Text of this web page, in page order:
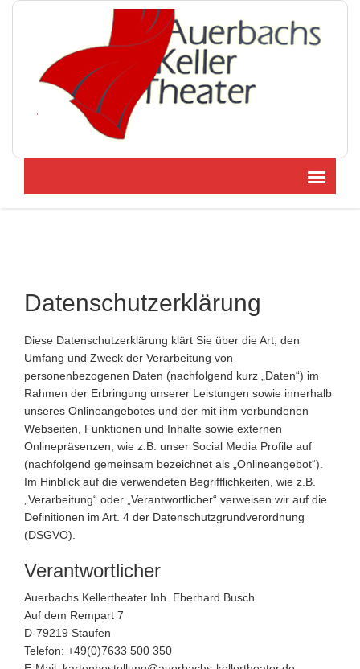
Datenschutzerklärung
Diese Datenschutzerklärung klärt Sie über die Art, den
Umfang und Zweck der Verarbeitung von
personenbezogenen Daten (nachfolgend kurz „Daten“) im
Rahmen der Erbringung unserer Leistungen sowie innerhalb
unseres Onlineangebotes und der mit ihm verbundenen
Webseiten, Funktionen und Inhalte sowie externen
Onlinepräsenzen, wie z.B. unser Social Media Profile auf
(nachfolgend gemeinsam bezeichnet als „Onlineangebot“).
Im Hinblick auf die verwendeten Begrifflichkeiten, wie z.B.
„Verarbeitung“ oder „Verantwortlicher“ verweisen wir auf die
Definitionen im Art. 4 der Datenschutzgrundverordnung
(DSGVO).
Verantwortlicher
Auerbachs Kellertheater Inh. Eberhard Busch
Auf dem Rempart 7
D-79219 Staufen
Telefon: +49(0)7633 500 350